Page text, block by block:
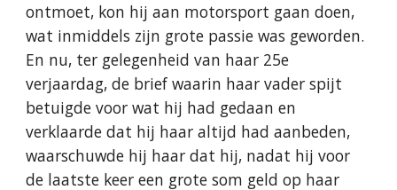
ontmoet, kon hij aan motorsport gaan doen,
wat inmiddels zijn grote passie was geworden.
En nu, ter gelegenheid van haar 25e
verjaardag, de brief waarin haar vader spijt
betuigde voor wat hij had gedaan en
verklaarde dat hij haar altijd had aanbeden,
waarschuwde hij haar dat hij, nadat hij voor
de laatste keer een grote som geld op haar